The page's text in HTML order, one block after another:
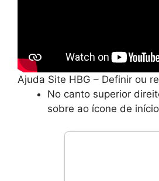
Ajuda Site HBG – Definir ou
No canto superior
sobre ao ícone de